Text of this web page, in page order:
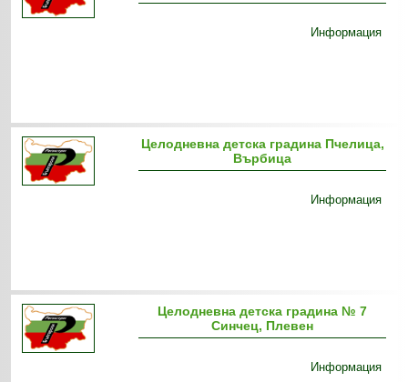
Информация
Целодневна детска градина Пчелица,
Върбица
Информация
Целодневна детска градина № 7
Синчец, Плевен
Информация